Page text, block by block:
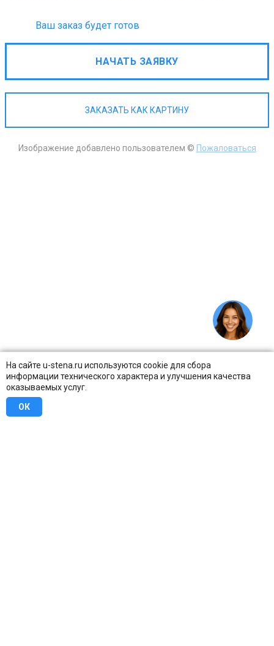
На сайте u-stena.ru используются cookie для сбора
информации технического характера и улучшения качества
оказываемых услуг.
ОК
Ваш заказ будет готов
НАЧАТЬ ЗАЯВКУ
ЗАКАЗАТЬ КАК КАРТИНУ
Изображение добавлено пользователем © Пожаловаться